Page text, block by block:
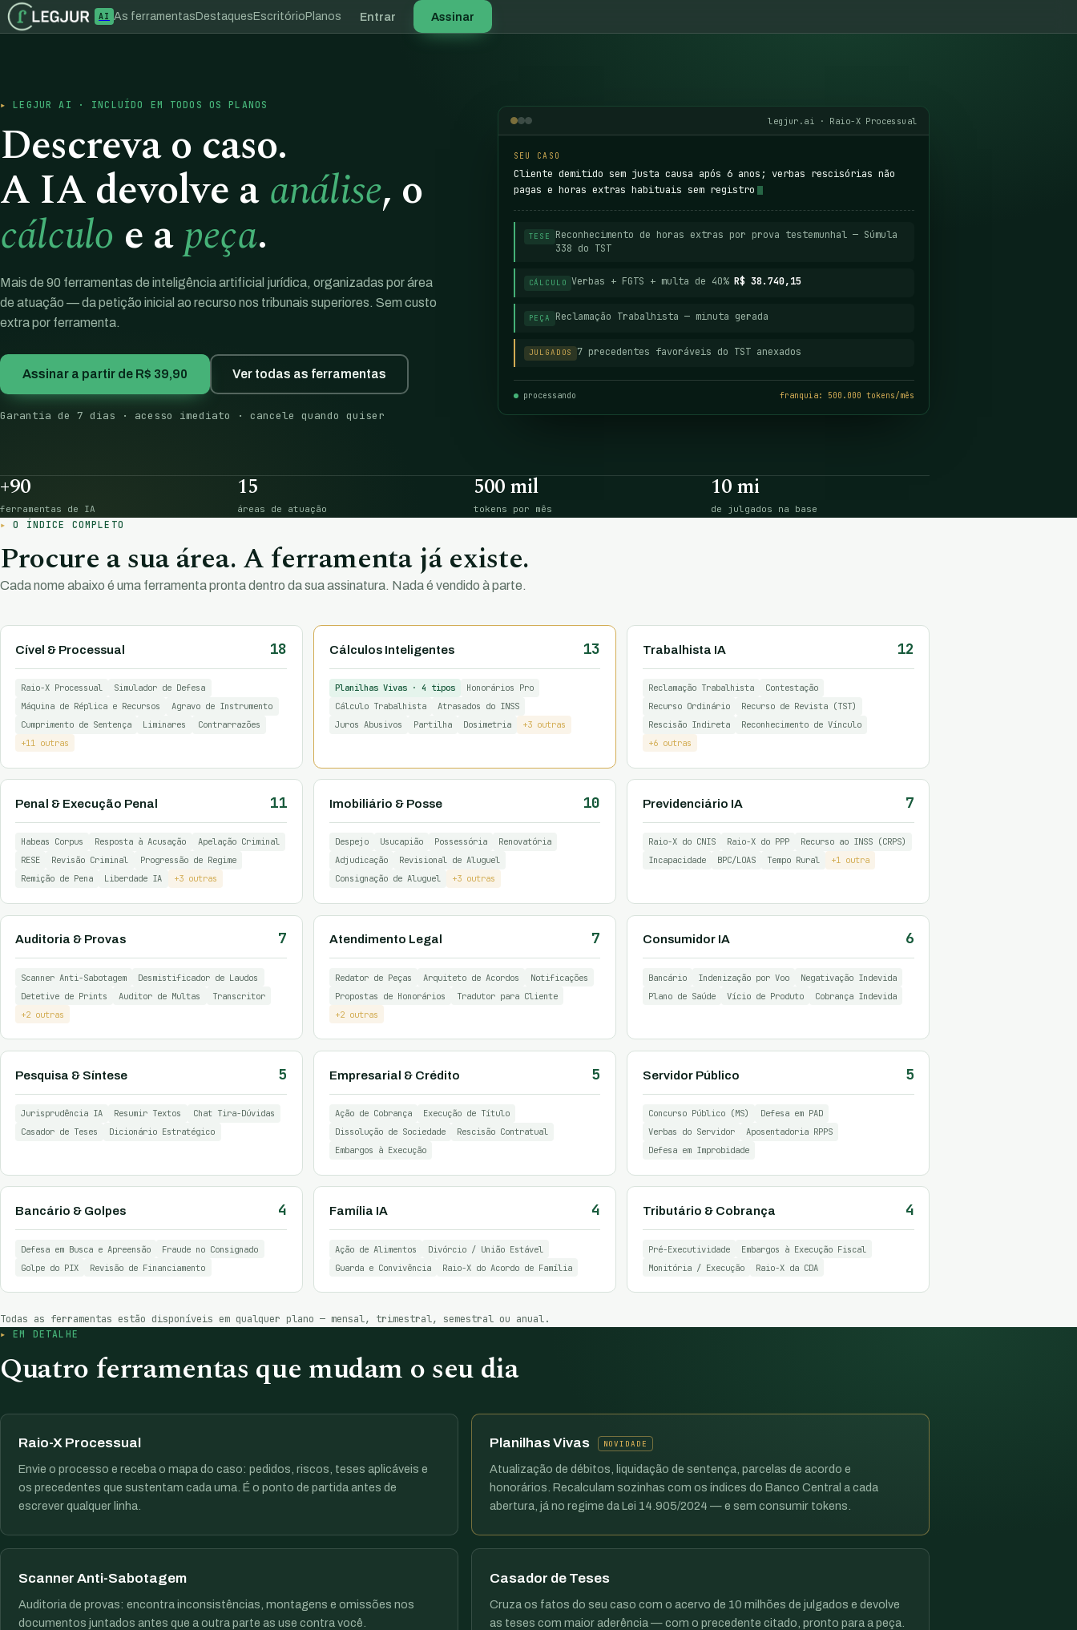
AI As ferramentasDestaquesEscritórioPlanos Entrar Assinar
LEGJUR AI · INCLUÍDO EM TODOS OS PLANOS
Descreva o caso.
A IA devolve aanálise, o
cálculo e apeça.
Mais de 90 ferramentas de inteligência artificial jurídica, organizadas por área
de atuação — da petição inicial ao recurso nos tribunais superiores. Sem custo
extra por ferramenta.
Assinar a partir de R$ 39,90 Ver todas as ferramentas
Garantia de 7 dias · acesso imediato · cancele quando quiser
legjur.ai · Raio-X Processual
SEU CASO
Cliente demitido sem justa causa após 6 anos; verbas rescisórias não
pagas e horas extras habituais sem registro
TESE
Reconhecimento de horas extras por prova testemunhal — Súmula
338 do TST
CÁLCULO Verbas + FGTS + multa de 40%R$ 38.740,15
PEÇA Reclamação Trabalhista — minuta gerada
JULGADOS 7 precedentes favoráveis do TST anexados
processando franquia: 500.000 tokens/mês
+90
ferramentas de IA
15
áreas de atuação
500 mil
tokens por mês
10 mi
de julgados na base
O ÍNDICE COMPLETO
Procure a sua área. A ferramenta já existe.
Cada nome abaixo é uma ferramenta pronta dentro da sua assinatura. Nada é vendido à parte.
Cível & Processual 18
Raio-X Processual
Simulador de Defesa
Máquina de Réplica e Recursos
Agravo de Instrumento
Cumprimento de Sentença
Liminares
Contrarrazões
+11 outras
Cálculos Inteligentes 13
Planilhas Vivas · 4 tipos
Honorários Pro
Cálculo Trabalhista
Atrasados do INSS
Juros Abusivos
Partilha Dosimetria +3 outras
Trabalhista IA 12
Reclamação Trabalhista
Contestação
Recurso Ordinário
Recurso de Revista (TST)
Rescisão Indireta
Reconhecimento de Vínculo
+6 outras
Penal & Execução Penal 11
Habeas Corpus Resposta à Acusação
Apelação Criminal
RESE
Revisão Criminal
Progressão de Regime
Remição de Pena
Liberdade IA +3 outras
Imobiliário & Posse 10
Despejo Usucapião Possessória
Renovatória
Adjudicação
Revisional de Aluguel
Consignação de Aluguel
+3 outras
Previdenciário IA 7
Raio-X do CNIS Raio-X do PPP
Recurso ao INSS (CRPS)
Incapacidade
BPC/LOAS Tempo Rural +1 outra
Auditoria & Provas 7
Scanner Anti-Sabotagem
Desmistificador de Laudos
Detetive de Prints
Auditor de Multas
Transcritor
+2 outras
Atendimento Legal 7
Redator de Peças Arquiteto de Acordos
Notificações
Propostas de Honorários
Tradutor para Cliente
+2 outras
Consumidor IA 6
Bancário Indenização por Voo
Negativação Indevida
Plano de Saúde
Vício de Produto Cobrança Indevida
Pesquisa & Síntese 5
Jurisprudência IA Resumir Textos
Chat Tira-Dúvidas
Casador de Teses
Dicionário Estratégico
Empresarial & Crédito 5
Ação de Cobrança
Execução de Título
Dissolução de Sociedade
Rescisão Contratual
Embargos à Execução
Servidor Público 5
Concurso Público (MS)
Defesa em PAD
Verbas do Servidor
Aposentadoria RPPS
Defesa em Improbidade
Bancário & Golpes 4
Defesa em Busca e Apreensão
Fraude no Consignado
Golpe do PIX
Revisão de Financiamento
Família IA 4
Ação de Alimentos
Divórcio / União Estável
Guarda e Convivência
Raio-X do Acordo de Família
Tributário & Cobrança 4
Pré-Executividade
Embargos à Execução Fiscal
Monitória / Execução
Raio-X da CDA
Todas as ferramentas estão disponíveis em qualquer plano — mensal, trimestral, semestral ou anual.
EM DETALHE
Quatro ferramentas que mudam o seu dia
Raio-X Processual
Envie o processo e receba o mapa do caso: pedidos, riscos, teses aplicáveis e
os precedentes que sustentam cada uma. É o ponto de partida antes de
escrever qualquer linha.
Planilhas Vivas NOVIDADE
Atualização de débitos, liquidação de sentença, parcelas de acordo e
honorários. Recalculam sozinhas com os índices do Banco Central a cada
abertura, já no regime da Lei 14.905/2024 — e sem consumir tokens.
Scanner Anti-Sabotagem
Auditoria de provas: encontra inconsistências, montagens e omissões nos
documentos juntados antes que a outra parte as use contra você.
Casador de Teses
Cruza os fatos do seu caso com o acervo de 10 milhões de julgados e devolve
as teses com maior aderência — com o precedente citado, pronto para a peça.